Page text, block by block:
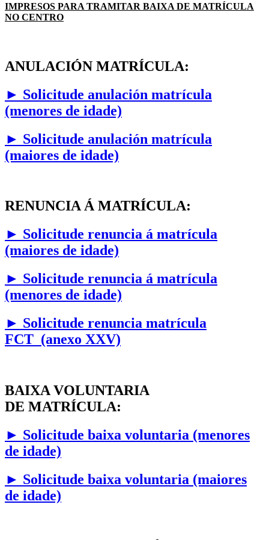
IMPRESOS PARA TRAMITAR BAIXA DE MATRÍCULA
NO CENTRO
ANULACIÓN MATRÍCULA:
► Solicitude anulación matrícula
(menores de idade)
► Solicitude anulación matrícula
(maiores de idade)
RENUNCIA Á MATRÍCULA:
► Solicitude renuncia á matrícula
(maiores de idade)
► Solicitude renuncia á matrícula
(menores de idade)
► Solicitude renuncia matrícula
FCT (anexo XXV)
BAIXA VOLUNTARIA
DE MATRÍCULA:
► Solicitude baixa voluntaria (menores
de idade)
► Solicitude baixa voluntaria (maiores
de idade)